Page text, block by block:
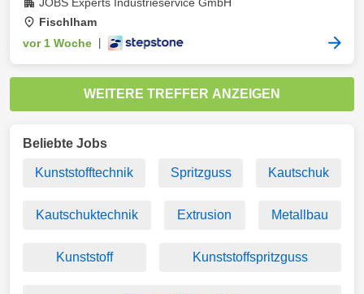
Fischlham
vor 1 Woche
WEITERE TREFFER ANZEIGEN
Beliebte Jobs
Kunststofftechnik Spritzguss Kautschuk
Kautschuktechnik Extrusion Metallbau
Kunststoff Kunststoffspritzguss